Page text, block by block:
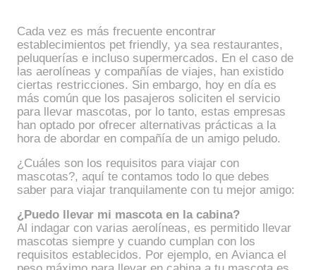
Cada vez es más frecuente encontrar
establecimientos pet friendly, ya sea restaurantes,
peluquerías e incluso supermercados. En el caso de
las aerolíneas y compañías de viajes, han existido
ciertas restricciones. Sin embargo, hoy en día es
más común que los pasajeros soliciten el servicio
para llevar mascotas, por lo tanto, estas empresas
han optado por ofrecer alternativas prácticas a la
hora de abordar en compañía de un amigo peludo.
¿Cuáles son los requisitos para viajar con
mascotas?, aquí te contamos todo lo que debes
saber para viajar tranquilamente con tu mejor amigo:
¿Puedo llevar mi mascota en la cabina?
Al indagar con varias aerolíneas, es permitido llevar
mascotas siempre y cuando cumplan con los
requisitos establecidos. Por ejemplo, en Avianca el